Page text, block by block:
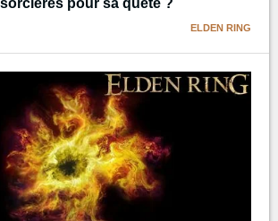
ELDEN RING